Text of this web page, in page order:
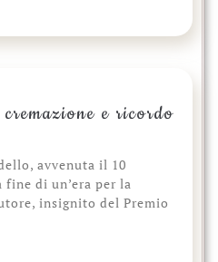
e ricordo
avvenuta il 10
fine di un’era per la
insignito del Premio